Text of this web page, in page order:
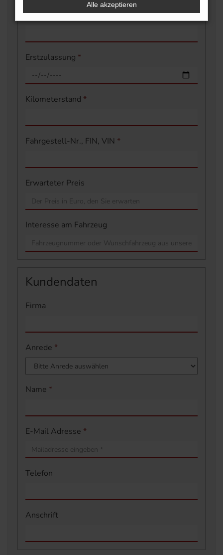
Modell*
Erstzulassung *
Kilometerstand *
Fahrgestell-Nr., FIN, VIN *
Erwarteter Preis
Interesse am Fahrzeug
Kundendaten
Firma
Anrede *
Name *
E-Mail Adresse *
Telefon
Anschrift
Alle akzeptieren